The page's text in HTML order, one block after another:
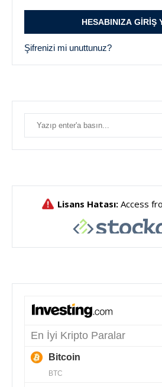
Şifrenizi mi unuttunuz?